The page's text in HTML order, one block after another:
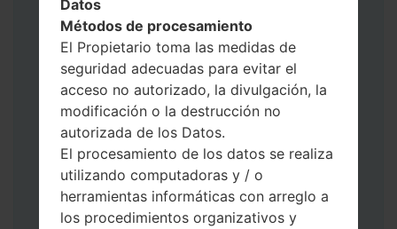
Datos
Métodos de procesamiento
El Propietario toma las medidas de
seguridad adecuadas para evitar el
acceso no autorizado, la divulgación, la
modificación o la destrucción no
autorizada de los Datos.
El procesamiento de los datos se realiza
utilizando computadoras y / o
herramientas informáticas con arreglo a
los procedimientos organizativos y